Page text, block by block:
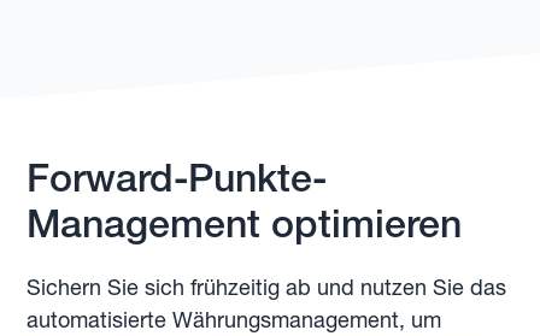
Forward-Punkte-
Management optimieren
Sichern Sie sich frühzeitig ab und nutzen Sie das
automatisierte Währungsmanagement, um